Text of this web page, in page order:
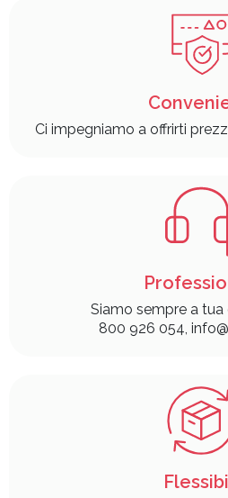
Ci impegniamo a offrirti
Siamo sempre a tua
800 926 054,